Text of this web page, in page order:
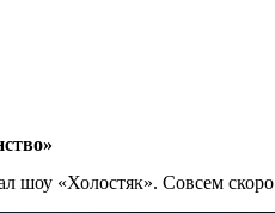
шоу «Холостяк». Совсем